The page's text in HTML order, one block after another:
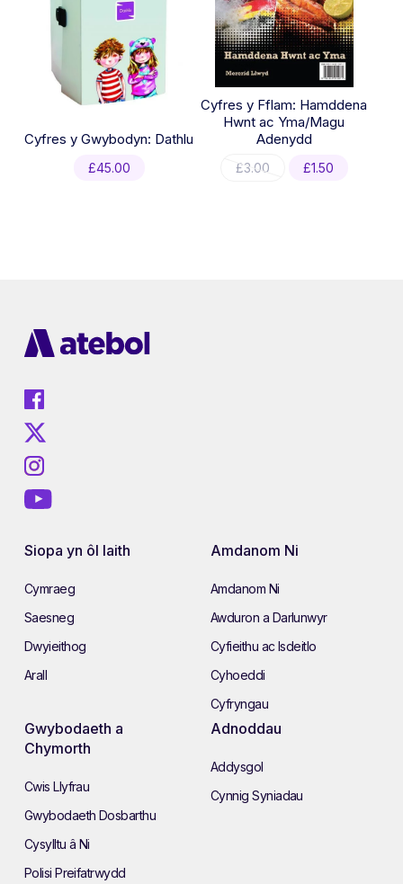
Cyfres y Gwybodyn: Dathlu
£45.00
Cyfres y Fflam: Hamddena
Hwnt ac Yma/Magu
Adenydd
£3.00
Original
£1.50
Siopa yn ôl Iaith
Cymraeg
Saesneg
Dwyieithog
Arall
Amdanom Ni
Amdanom Ni
Awduron a Darlunwyr
Cyfieithu ac Isdeitlo
Cyhoeddi
Cyfryngau
Gwybodaeth a
Chymorth
Cwis Llyfrau
Gwybodaeth Dosbarthu
Cysylltu â Ni
Polisi Preifatrwydd
Adnoddau
Addysgol
Cynnig Syniadau